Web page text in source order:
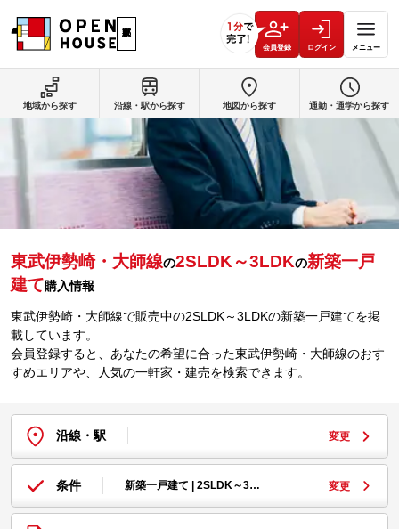
会員登録 ログイン メニュー
東武伊勢崎・大師線の2SLDK～3LDKの新築一戸
建て購入情報
東武伊勢崎・大師線で販売中の2SLDK～3LDKの新築一戸建てを掲
載しています。
会員登録すると、あなたの希望に合った東武伊勢崎・大師線のおす
すめエリアや、人気の一軒家・建売を検索できます。
沿線・駅 変更
条件 新築一戸建て | 2SLDK～3… 変更
地域から探す 沿線・駅から探す 地図から探す 通勤・通学から探す